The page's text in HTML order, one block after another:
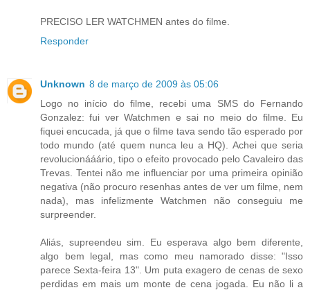
PRECISO LER WATCHMEN antes do filme.
Responder
Unknown 8 de março de 2009 às 05:06
Logo no início do filme, recebi uma SMS do Fernando
Gonzalez: fui ver Watchmen e sai no meio do filme. Eu
fiquei encucada, já que o filme tava sendo tão esperado por
todo mundo (até quem nunca leu a HQ). Achei que seria
revolucionááário, tipo o efeito provocado pelo Cavaleiro das
Trevas. Tentei não me influenciar por uma primeira opinião
negativa (não procuro resenhas antes de ver um filme, nem
nada), mas infelizmente Watchmen não conseguiu me
surpreender.
Aliás, supreendeu sim. Eu esperava algo bem diferente,
algo bem legal, mas como meu namorado disse: "Isso
parece Sexta-feira 13". Um puta exagero de cenas de sexo
perdidas em mais um monte de cena jogada. Eu não li a